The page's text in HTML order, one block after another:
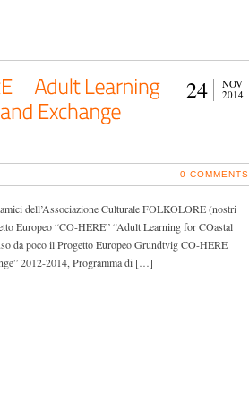
24
NOV
2014
0 COMMENTS
dell’Associazione Culturale FOLKOLORE (nostri
Europeo “CO-HERE” “Adult Learning for COastal
da poco il Progetto Europeo Grundtvig CO-HERE
2012-2014, Programma di […]